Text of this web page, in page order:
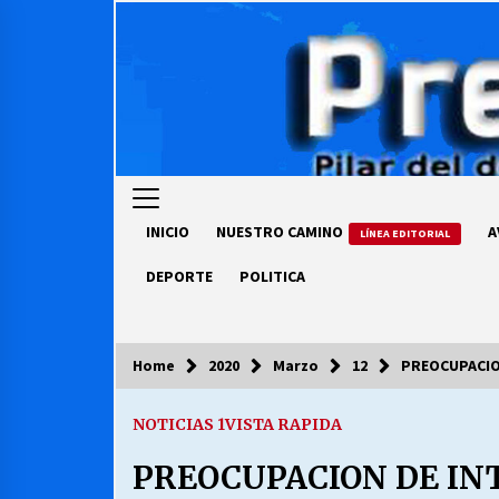
INICIO NUESTRO CAMINO LÍNEA EDITORIAL
DEPORTE POLITICA
COLUMNISTA
luz… ¿Y cuándo van a bajar?
03/08/2026
Home 2020 Marzo 12
NOTICIAS 1VISTA RAPIDA
PREOCUPACION DE